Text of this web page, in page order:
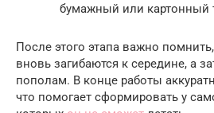
бумажный или картонный
После этого этапа важно
вновь загибаются к середине, а
пополам. В конце работы
что помогает сформировать у